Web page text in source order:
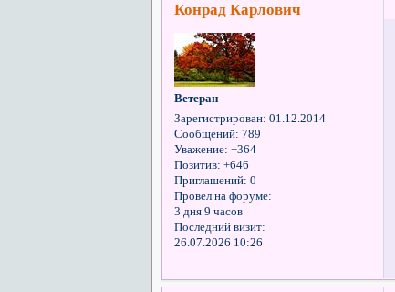
Конрад Карлович
Ветеран
Зарегистрирован: 01.12.2014
Сообщений: 789
Уважение: +364
Позитив: +646
Приглашений: 0
Провел на форуме:
3 дня 9 часов
Последний визит:
26.07.2026 10:26